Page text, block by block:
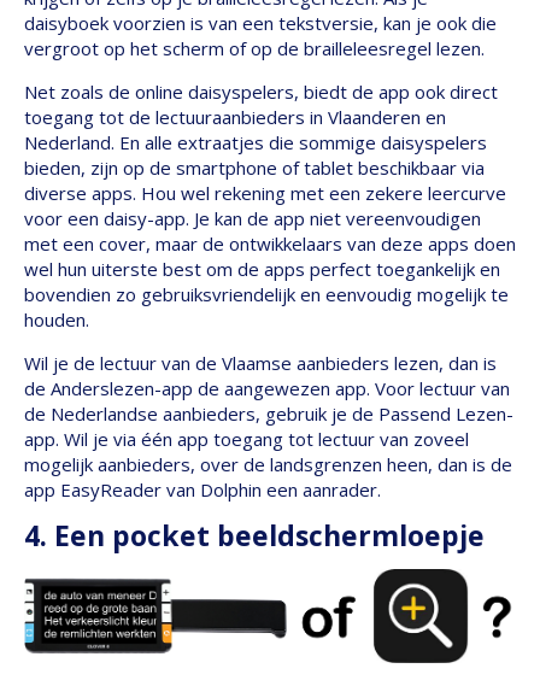
daisyboek voorzien is van een tekstversie, kan je ook die
vergroot op het scherm of op de brailleleesregel lezen.
Net zoals de online daisyspelers, biedt de app ook direct
toegang tot de lectuuraanbieders in Vlaanderen en
Nederland. En alle extraatjes die sommige daisyspelers
bieden, zijn op de smartphone of tablet beschikbaar via
diverse apps. Hou wel rekening met een zekere leercurve
voor een daisy-app. Je kan de app niet vereenvoudigen
met een cover, maar de ontwikkelaars van deze apps doen
wel hun uiterste best om de apps perfect toegankelijk en
bovendien zo gebruiksvriendelijk en eenvoudig mogelijk te
houden.
Wil je de lectuur van de Vlaamse aanbieders lezen, dan is
de Anderslezen-app de aangewezen app. Voor lectuur van
de Nederlandse aanbieders, gebruik je de Passend Lezen-
app. Wil je via één app toegang tot lectuur van zoveel
mogelijk aanbieders, over de landsgrenzen heen, dan is de
app EasyReader van Dolphin een aanrader.
4. Een pocket beeldschermloepje